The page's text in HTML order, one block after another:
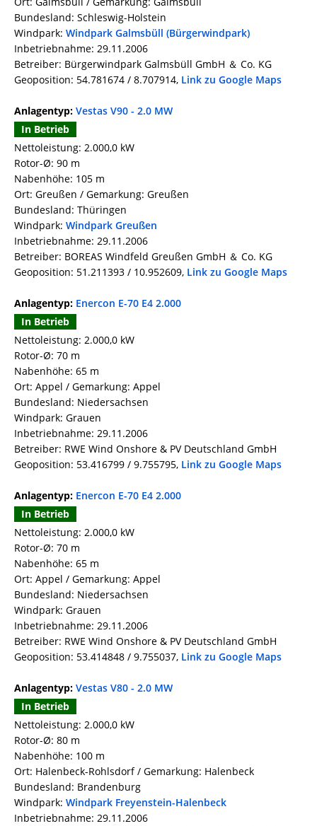
Bundesland: Schleswig-Holstein
Windpark: Windpark Galmsbüll (Bürgerwindpark)
Inbetriebnahme: 29.11.2006
Betreiber: Bürgerwindpark Galmsbüll GmbH ＆ Co. KG
Geoposition: 54.781674 / 8.707914, Link zu Google Maps
Anlagentyp: Vestas V90 - 2.0 MW
In Betrieb
Nettoleistung: 2.000,0 kW
Rotor-Ø: 90 m
Nabenhöhe: 105 m
Ort: Greußen / Gemarkung: Greußen
Bundesland: Thüringen
Windpark: Windpark Greußen
Inbetriebnahme: 29.11.2006
Betreiber: BOREAS Windfeld Greußen GmbH ＆ Co. KG
Geoposition: 51.211393 / 10.952609, Link zu Google Maps
Anlagentyp: Enercon E-70 E4 2.000
In Betrieb
Nettoleistung: 2.000,0 kW
Rotor-Ø: 70 m
Nabenhöhe: 65 m
Ort: Appel / Gemarkung: Appel
Bundesland: Niedersachsen
Windpark: Grauen
Inbetriebnahme: 29.11.2006
Betreiber: RWE Wind Onshore & PV Deutschland GmbH
Geoposition: 53.416799 / 9.755795, Link zu Google Maps
Anlagentyp: Enercon E-70 E4 2.000
In Betrieb
Nettoleistung: 2.000,0 kW
Rotor-Ø: 70 m
Nabenhöhe: 65 m
Ort: Appel / Gemarkung: Appel
Bundesland: Niedersachsen
Windpark: Grauen
Inbetriebnahme: 29.11.2006
Betreiber: RWE Wind Onshore & PV Deutschland GmbH
Geoposition: 53.414848 / 9.755037, Link zu Google Maps
Anlagentyp: Vestas V80 - 2.0 MW
In Betrieb
Nettoleistung: 2.000,0 kW
Rotor-Ø: 80 m
Nabenhöhe: 100 m
Ort: Halenbeck-Rohlsdorf / Gemarkung: Halenbeck
Bundesland: Brandenburg
Windpark: Windpark Freyenstein-Halenbeck
Inbetriebnahme: 29.11.2006